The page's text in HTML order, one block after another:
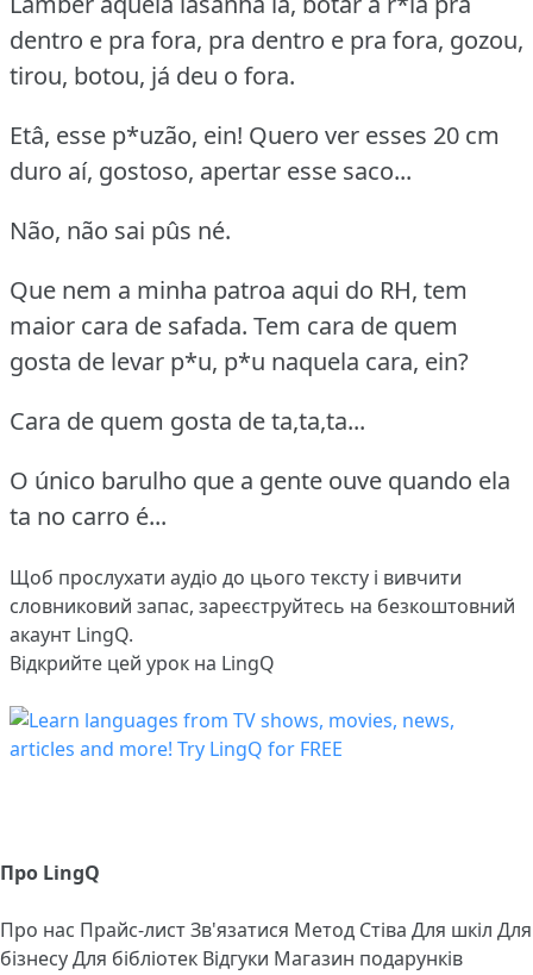
dentro e pra fora, pra dentro e pra fora, gozou,
tirou, botou, já deu o fora.
Etâ, esse p*uzão, ein! Quero ver esses 20 cm
duro aí, gostoso, apertar esse saco...
Não, não sai pûs né.
Que nem a minha patroa aqui do RH, tem
maior cara de safada. Tem cara de quem
gosta de levar p*u, p*u naquela cara, ein?
Cara de quem gosta de ta,ta,ta...
O único barulho que a gente ouve quando ela
ta no carro é...
Щоб прослухати аудіо до цього тексту і вивчити
словниковий запас, зареєструйтесь на безкоштовний
акаунт LingQ.
Відкрийте цей урок на LingQ
Про LingQ
Про нас Прайс-листЗв'язатися Метод Стіва Для шкіл Для
бізнесуДля бібліотек Відгуки Магазин подарунків